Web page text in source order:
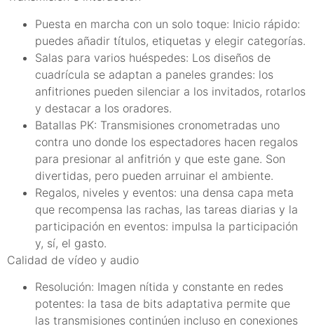
Puesta en marcha con un solo toque: Inicio rápido:
puedes añadir títulos, etiquetas y elegir categorías.
Salas para varios huéspedes: Los diseños de
cuadrícula se adaptan a paneles grandes: los
anfitriones pueden silenciar a los invitados, rotarlos
y destacar a los oradores.
Batallas PK: Transmisiones cronometradas uno
contra uno donde los espectadores hacen regalos
para presionar al anfitrión y que este gane. Son
divertidas, pero pueden arruinar el ambiente.
Regalos, niveles y eventos: una densa capa meta
que recompensa las rachas, las tareas diarias y la
participación en eventos: impulsa la participación
y, sí, el gasto.
Calidad de vídeo y audio
Resolución: Imagen nítida y constante en redes
potentes: la tasa de bits adaptativa permite que
las transmisiones continúen incluso en conexiones